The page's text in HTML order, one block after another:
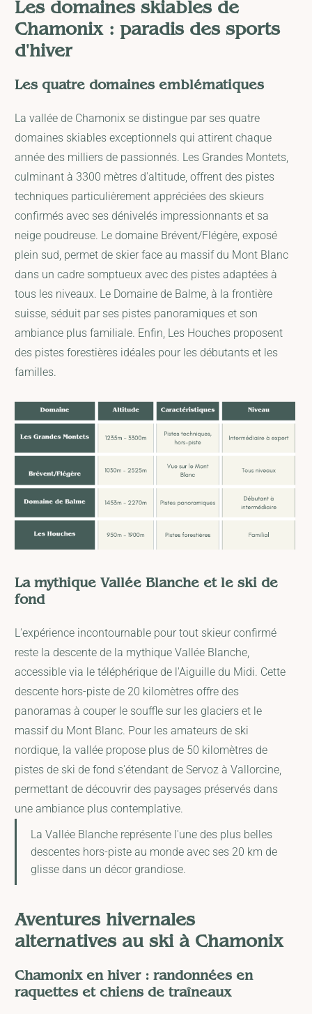
Les domaines skiables de
Chamonix : paradis des sports
d'hiver
Les quatre domaines emblématiques
La vallée de Chamonix se distingue par ses quatre
domaines skiables exceptionnels qui attirent chaque
année des milliers de passionnés. Les Grandes Montets,
culminant à 3300 mètres d'altitude, offrent des pistes
techniques particulièrement appréciées des skieurs
confirmés avec ses dénivelés impressionnants et sa
neige poudreuse. Le domaine Brévent/Flégère, exposé
plein sud, permet de skier face au massif du Mont Blanc
dans un cadre somptueux avec des pistes adaptées à
tous les niveaux. Le Domaine de Balme, à la frontière
suisse, séduit par ses pistes panoramiques et son
ambiance plus familiale. Enfin, Les Houches proposent
des pistes forestières idéales pour les débutants et les
familles.
La mythique Vallée Blanche et le ski de
fond
L'expérience incontournable pour tout skieur confirmé
reste la descente de la mythique Vallée Blanche,
accessible via le téléphérique de l'Aiguille du Midi. Cette
descente hors-piste de 20 kilomètres offre des
panoramas à couper le souffle sur les glaciers et le
massif du Mont Blanc. Pour les amateurs de ski
nordique, la vallée propose plus de 50 kilomètres de
pistes de ski de fond s'étendant de Servoz à Vallorcine,
permettant de découvrir des paysages préservés dans
une ambiance plus contemplative.
La Vallée Blanche représente l'une des plus belles
descentes hors-piste au monde avec ses 20 km de
glisse dans un décor grandiose.
Aventures hivernales
alternatives au ski à Chamonix
Chamonix en hiver : randonnées en
raquettes et chiens de traîneaux